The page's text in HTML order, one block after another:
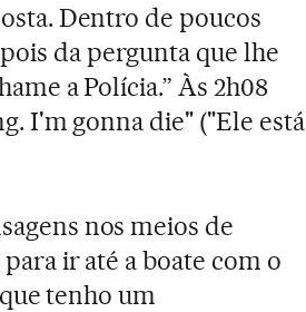
Dentro de poucos
da pergunta que lhe
a Polícia.” Às 2h08
I'm gonna die" ("Ele está
nos meios de
ir até a boate com o
tenho um